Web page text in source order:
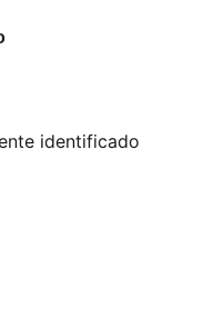
identificado